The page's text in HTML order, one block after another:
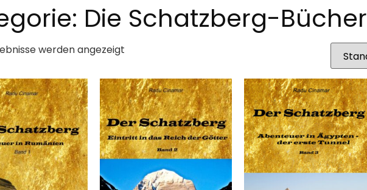
Die Schatzberg-Bücher
werden angezeigt